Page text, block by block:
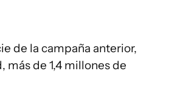
de la campaña anterior,
más de 1,4 millones de